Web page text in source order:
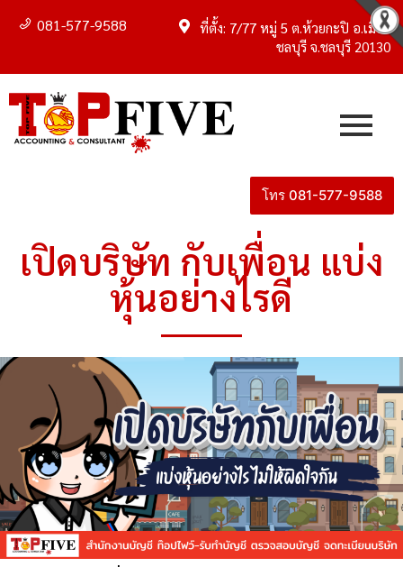
081-577-9588
ที่ตั้ง: 7/77 หมู่ 5 ต.ห้วยกะปิ อ.เมือง
ชลบุรี จ.ชลบุรี 20130
โทร 081-577-9588
เปิดบริษัท กับเพื่อน แบ่ง
หุ้นอย่างไรดี